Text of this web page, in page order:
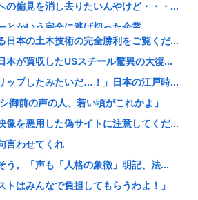
の偏見を消し去りたいんやけど・・・...
とかいう完全に逃げ切った企業
されました」検事「嘘では？」女性「...
れ反対派の若者にブチギレ→スタジオ...
ろ！」在韓米軍基地に突入した韓国学...
い 詐取金で競艇か、国税当局
ア地方予選、黒人女性が優勝し炎上
席に、見知らぬ母子が。車掌の呼びか...
「寝たほうがいいのでは？」にブチギ...
万貯めてん、これで焼き鳥屋や...
日本の土木技術の完全勝利をご覧くだ...
本が買収したUSスチール驚異の大復...
ップしたみたいだ…！」日本の江戸時...
御前の声の人、若い頃がこれかよ」
像を悪用した偽サイトに注意してくだ...
言わせてくれ
う。「声も「人格の象徴」明記、法...
トはみんなで負担してもらうわよ！」